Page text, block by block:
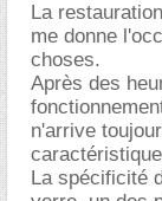
La
me donne
choses.
Après des
n'arrive
La spécificité